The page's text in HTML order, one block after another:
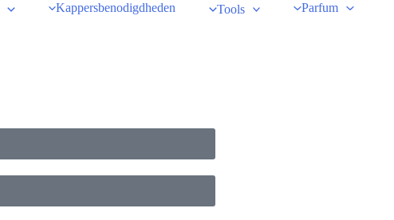
Kappersbenodigdheden Tools Parfum